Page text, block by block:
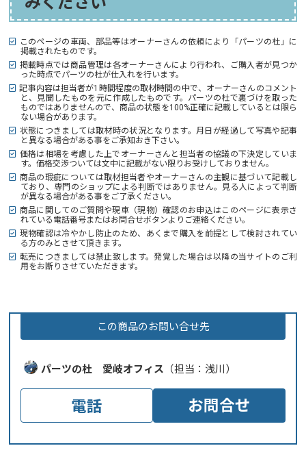
このページの車両、部品等はオーナーさんの依頼により「パーツの杜」に
掲載されたものです。
掲載時点では商品管理は各オーナーさんにより行われ、ご購入者が見つか
った時点でパーツの杜が仕入れを行います。
記事内容は担当者が1時間程度の取材時間の中で、オーナーさんのコメント
と、見聞したものを元に作成したものです。パーツの杜で裏づけを取った
ものではありませんので、商品の状態を100%正確に記載しているとは限ら
ない場合があります。
状態につきましては取材時の状況となります。月日が経過して写真や記事
と異なる場合がある事をご承知おき下さい。
価格は相場を考慮した上でオーナーさんと担当者の協議の下決定していま
す。価格交渉ついては文中に記載がない限りお受けしておりません。
商品の瑕疵については取材担当者やオーナーさんの主観に基づいて記載し
ており、専門のショップによる判断ではありません。見る人によって判断
が異なる場合がある事をご了承ください。
商品に関してのご質問や現車（現物）確認のお申込はこのページに表示さ
れている電話番号またはお問合せボタンよりご連絡ください。
現物確認は冷やかし防止のため、あくまで購入を前提として検討されてい
る方のみとさせて頂きます。
転売につきましては禁止致します。発覚した場合は以降の当サイトのご利
用をお断りさせていただきます。
この商品のお問い合せ先
パーツの杜 愛岐オフィス （担当：浅川）
電話 お問合せ